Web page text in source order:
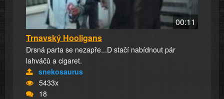
00:11
Trnavský Hooligans
Drsná parta se nezapře...D stačí nabídnout pár
lahváčů a cigaret.
snekosaurus
5433x
18